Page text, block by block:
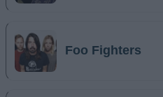
Foo Fighters